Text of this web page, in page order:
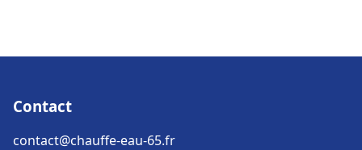
Contact
contact@chauffe-eau-65.fr